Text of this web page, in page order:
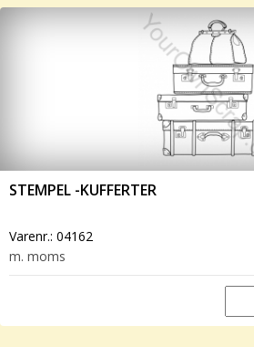
STEMPEL -KUFFERTER
Varenr.: 04162
m. moms